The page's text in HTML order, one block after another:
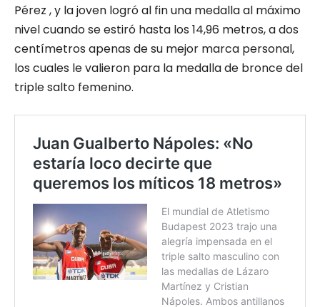
Pérez , y la joven logró al fin una medalla al máximo
nivel cuando se estiró hasta los 14,96 metros, a dos
centímetros apenas de su mejor marca personal,
los cuales le valieron para la medalla de bronce del
triple salto femenino.